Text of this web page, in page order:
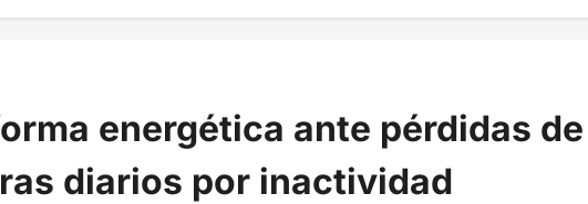
energética ante pérdidas de
diarios por inactividad